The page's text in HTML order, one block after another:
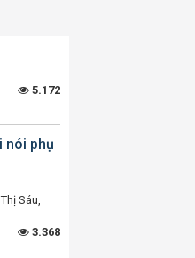
5.172
nói phụ
Sáu,
3.368